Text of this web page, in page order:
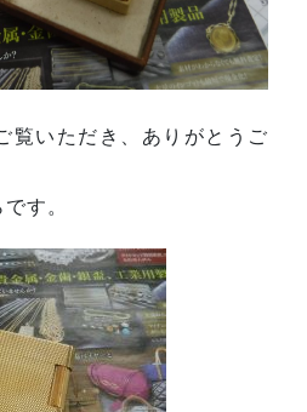
覧いただき、ありがとうご
す。